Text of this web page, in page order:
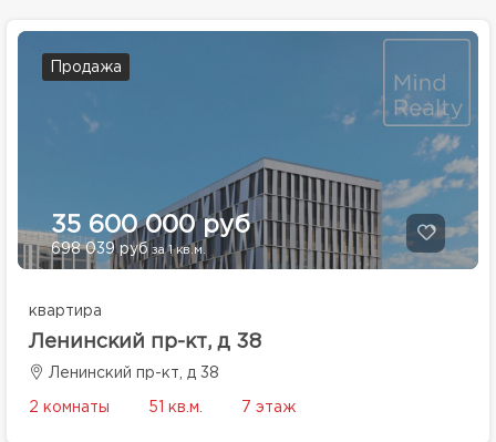
Продажа
35 600 000 руб
698 039 рубза 1 кв.м.
квартира
Ленинский пр-кт, д 38
Ленинский пр-кт, д 38
2 комнаты 51 кв.м. 7 этаж